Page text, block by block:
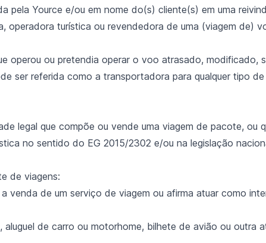
pela Yource e/ou em nome do(s) cliente(s) em uma
operadora turística ou revendedora de uma (viagem de)
operou ou pretendia operar o voo atrasado, modificado,
ser referida como a transportadora para qualquer tipo
legal que compõe ou vende uma viagem de pacote, ou
no sentido do EG 2015/2302 e/ou na legislação
de viagens:
venda de um serviço de viagem ou afirma atuar como
aluguel de carro ou motorhome, bilhete de avião ou outra